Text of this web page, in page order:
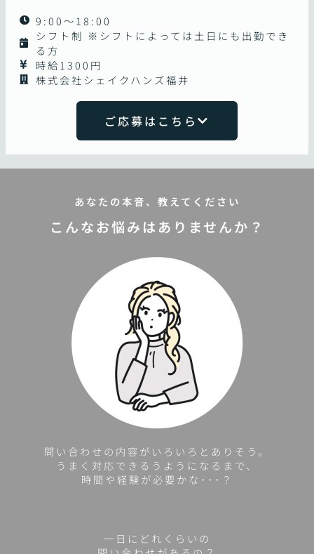
9:00～18:00
シフト制 ※シフトによっては土日にも出勤でき
る方
時給1300円
株式会社シェイクハンズ福井
ご応募はこちら
あなたの本音、教えてください
こんなお悩みはありませんか？
問い合わせの内容がいろいろとありそう。
うまく対応できるうようになるまで、
時間や経験が必要かな･･･？
一日にどれくらいの